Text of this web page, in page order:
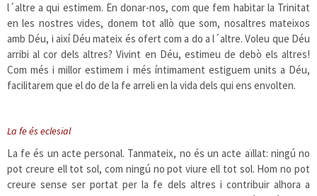
l´altre a qui estimem. En donar-nos, com que fem habitar la Trinitat
en les nostres vides, donem tot allò que som, nosaltres mateixos
amb Déu, i així Déu mateix és ofert com a do a l´altre. Voleu que Déu
arribi al cor dels altres? Vivint en Déu, estimeu de debò els altres!
Com més i millor estimem i més íntimament estiguem units a Déu,
facilitarem que el do de la fe arreli en la vida dels qui ens envolten.
La fe és eclesial
La fe és un acte personal. Tanmateix, no és un acte aïllat: ningú no
pot creure ell tot sol, com ningú no pot viure ell tot sol. Hom no pot
creure sense ser portat per la fe dels altres i contribuir alhora a